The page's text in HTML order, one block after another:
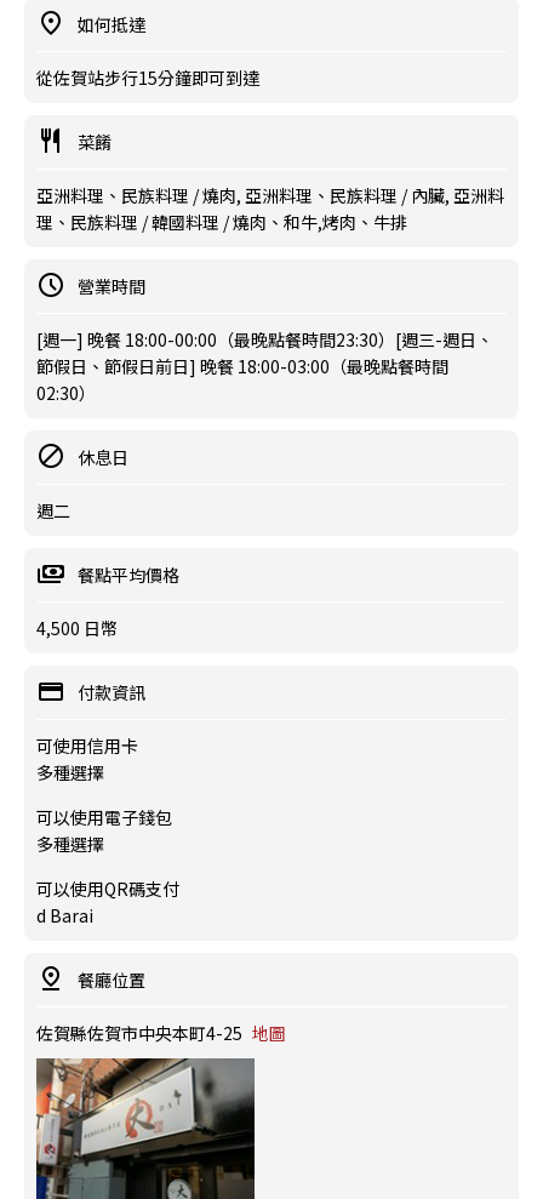
如何抵達
從佐賀站步行15分鐘即可到達
菜餚
亞洲料理、民族料理 / 燒肉, 亞洲料理、民族料理 / 內臟, 亞洲料
理、民族料理 / 韓國料理 / 燒肉、和牛,烤肉、牛排
營業時間
[週一] 晚餐 18:00-00:00（最晚點餐時間23:30）[週三-週日、
節假日、節假日前日] 晚餐 18:00-03:00（最晚點餐時間
02:30）
休息日
週二
餐點平均價格
4,500 日幣
付款資訊
可使用信用卡
多種選擇
可以使用電子錢包
多種選擇
可以使用QR碼支付
d Barai
餐廳位置
佐賀縣佐賀市中央本町4-25 地圖